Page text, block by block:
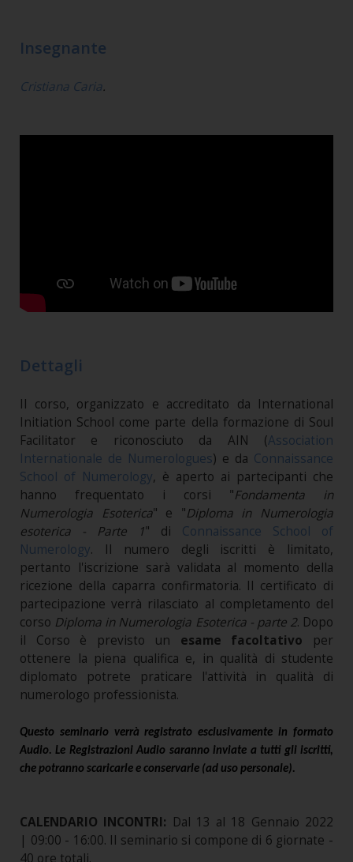
Insegnante
Cristiana Caria.
Dettagli
Il corso, organizzato e accreditato da International
Initiation School come parte della formazione di Soul
Facilitator e riconosciuto da AIN (Association
Internationale de Numerologues) e da Connaissance
School of Numerology, è aperto ai partecipanti che
hanno frequentato i corsi "Fondamenta in
Numerologia Esoterica" e "Diploma in Numerologia
esoterica - Parte 1" di Connaissance School of
Numerology. Il numero degli iscritti è limitato,
pertanto l'iscrizione sarà validata al momento della
ricezione della caparra confirmatoria. Il certificato di
partecipazione verrà rilasciato al completamento del
corso Diploma in Numerologia Esoterica - parte 2. Dopo
il Corso è previsto un esame facoltativo per
ottenere la piena qualifica e, in qualità di studente
diplomato potrete praticare l'attività in qualità di
numerologo professionista.
Questo seminario verrà registrato esclusivamente in formato
Audio. Le Registrazioni Audio saranno inviate a tutti gli iscritti,
che potranno scaricarle e conservarle (ad uso personale).
CALENDARIO INCONTRI: Dal 13 al 18 Gennaio 2022
| 09:00 - 16:00. Il seminario si compone di 6 giornate -
40 ore totali.